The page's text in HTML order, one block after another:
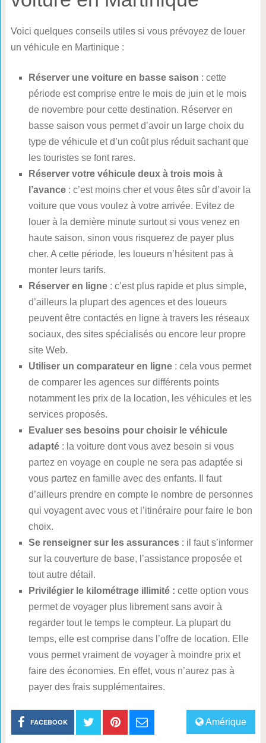
Voici quelques conseils utiles si vous prévoyez de louer
un véhicule en Martinique :
Réserver une voiture en basse saison : cette
période est comprise entre le mois de juin et le mois
de novembre pour cette destination. Réserver en
basse saison vous permet d’avoir un large choix du
type de véhicule et d’un coût plus réduit sachant que
les touristes se font rares.
Réserver votre véhicule deux à trois mois à
l’avance: c’est moins cher et vous êtes sûr d’avoir la
voiture que vous voulez à votre arrivée. Evitez de
louer à la dernière minute surtout si vous venez en
haute saison, sinon vous risquerez de payer plus
cher. A cette période, les loueurs n’hésitent pas à
monter leurs tarifs.
Réserver en ligne : c’est plus rapide et plus simple,
d’ailleurs la plupart des agences et des loueurs
peuvent être contactés en ligne à travers les réseaux
sociaux, des sites spécialisés ou encore leur propre
site Web.
Utiliser un comparateur en ligne : cela vous permet
de comparer les agences sur différents points
notamment les prix de la location, les véhicules et les
services proposés.
Evaluer ses besoins pour choisir le véhicule
adapté: la voiture dont vous avez besoin si vous
partez en voyage en couple ne sera pas adaptée si
vous partez en famille avec des enfants. Il faut
d’ailleurs prendre en compte le nombre de personnes
qui voyagent avec vous et l’itinéraire pour faire le bon
choix.
Se renseigner sur les assurances: il faut s’informer
sur la couverture de base, l’assistance proposée et
tout autre détail.
Privilégier le kilométrage illimité : cette option vous
permet de voyager plus librement sans avoir à
regarder tout le temps le compteur. La plupart du
temps, elle est comprise dans l’offre de location. Elle
vous permet vraiment de voyager à moindre prix et
faire des économies. En effet, vous n’aurez pas à
payer des frais supplémentaires.
Amérique
FACEBOOK